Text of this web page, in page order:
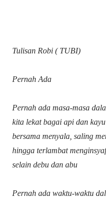
Tulisan Robi ( TUBI)
Pernah Ada
Pernah ada masa-masa
kita lekat bagai api dan kayu
bersama menyala, saling
hingga terlambat
selain debu dan abu
Pernah ada waktu-waktu